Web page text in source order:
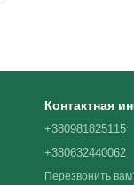
Контактная
+380981825115
+380632440062
Перезвонить